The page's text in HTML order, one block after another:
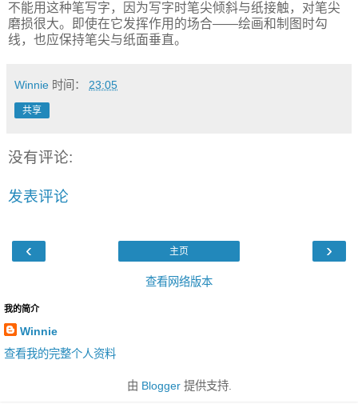
不能用这种笔写字，因为写字时笔尖倾斜与纸接触，对笔尖
磨损很大。即使在它发挥作用的场合——绘画和制图时勾
线，也应保持笔尖与纸面垂直。
Winnie 时间： 23:05
共享
没有评论:
发表评论
‹ ›
主页
查看网络版本
我的简介
Winnie
查看我的完整个人资料
由 Blogger提供支持.